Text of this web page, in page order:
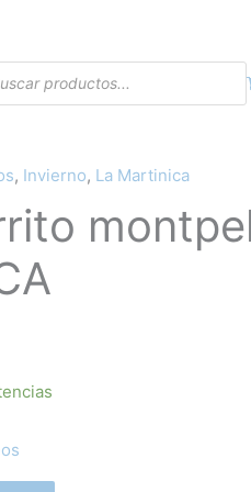
, Invierno, La Martinica